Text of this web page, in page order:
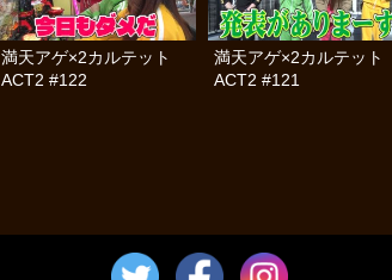
満天アゲ×2カルテット
ACT2 #122
満天アゲ×2カルテット
ACT2 #121